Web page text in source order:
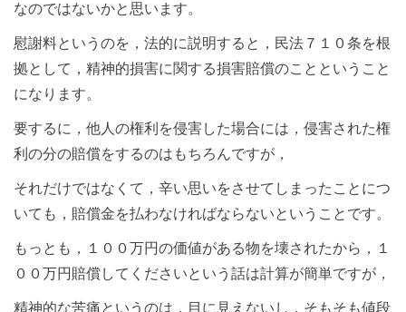
なのではないかと思います。
慰謝料というのを，法的に説明すると，民法７１０条を根
拠として，精神的損害に関する損害賠償のことということ
になります。
要するに，他人の権利を侵害した場合には，侵害された権
利の分の賠償をするのはもちろんですが，
それだけではなくて，辛い思いをさせてしまったことにつ
いても，賠償金を払わなければならないということです。
もっとも，１００万円の価値がある物を壊されたから，１
００万円賠償してくださいという話は計算が簡単ですが，
精神的な苦痛というのは，目に見えないし，そもそも値段